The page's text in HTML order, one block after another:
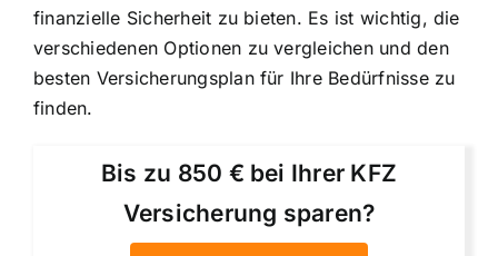
finanzielle Sicherheit zu bieten. Es ist wichtig, die
verschiedenen Optionen zu vergleichen und den
besten Versicherungsplan für Ihre Bedürfnisse zu
finden.
Bis zu 850 € bei Ihrer KFZ
Versicherung sparen?